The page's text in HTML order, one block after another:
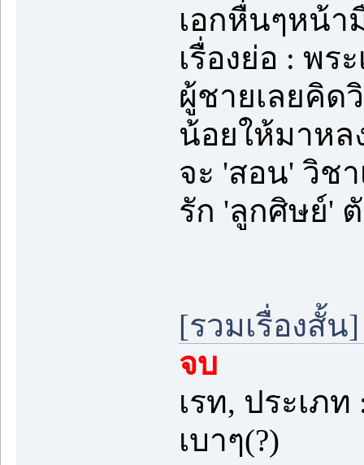
เอกหื่นๆหน้า
เรื่องย่อ : พร
ผู้ชายเลยคิด
น้อยให้มาหล
จะ 'สอน' วิช
รัก 'ลูกศิษย์' ตั
[รวมเรื่องสั้น
จบ
เรท, ประเภ
เบาๆ(?)